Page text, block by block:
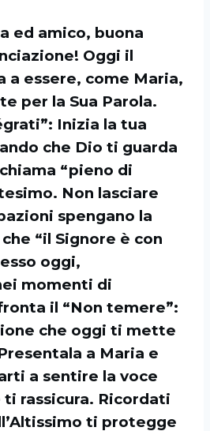
ed amico, buona
Oggi il
a essere, come Maria,
per la Sua Parola.
Inizia la tua
che Dio ti guarda
“pieno di
Non lasciare
spengano la
“il Signore è con
oggi,
momenti di
il “Non temere”:
che oggi ti mette
a Maria e
a sentire la voce
ti rassicura. Ricordati
ti protegge